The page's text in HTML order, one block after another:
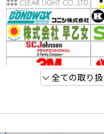
全ての取り扱